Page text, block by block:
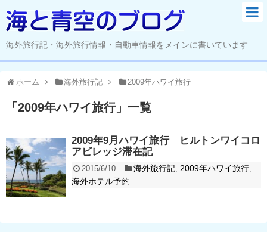
海外旅行記・海外旅行情報・自動車情報をメインに書いています
ホーム 海外旅行記 2009年ハワイ旅行
「 2009年ハワイ旅行」 一覧
2009年9月ハワイ旅行 ヒルトンワイコロ
アビレッジ滞在記
2015/6/10 海外旅行記, 2009年ハワイ旅行,
海外ホテル予約